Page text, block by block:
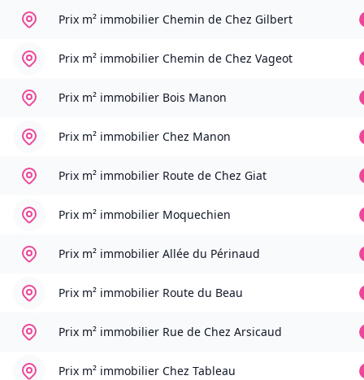
Prix m² immobilier Chemin de Chez Gilbert
Prix m² immobilier Chemin de Chez Vageot
Prix m² immobilier Bois Manon
Prix m² immobilier Chez Manon
Prix m² immobilier Route de Chez Giat
Prix m² immobilier Moquechien
Prix m² immobilier Allée du Périnaud
Prix m² immobilier Route du Beau
Prix m² immobilier Rue de Chez Arsicaud
Prix m² immobilier Chez Tableau